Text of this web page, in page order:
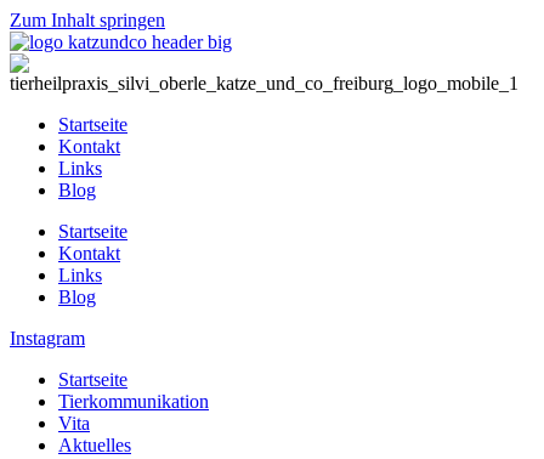
Zum Inhalt springen
Startseite
Kontakt
Links
Blog
Startseite
Kontakt
Links
Blog
Instagram
Startseite
Tierkommunikation
Vita
Aktuelles